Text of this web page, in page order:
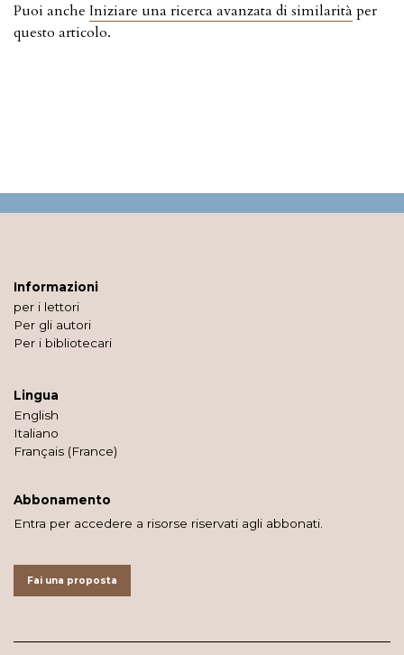
Puoi anche Iniziare una ricerca avanzata di similarità per
questo articolo.
Informazioni
per i lettori
Per gli autori
Per i bibliotecari
Lingua
English
Italiano
Français (France)
Abbonamento
Entra per accedere a risorse riservati agli abbonati.
Fai una proposta